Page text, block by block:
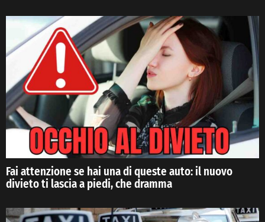
Fai attenzione se hai una di queste auto: il nuovo
divieto ti lascia a piedi, che dramma